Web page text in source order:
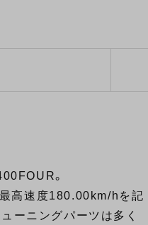
。
高速度180.00km/hを記
ーニングパーツは多く